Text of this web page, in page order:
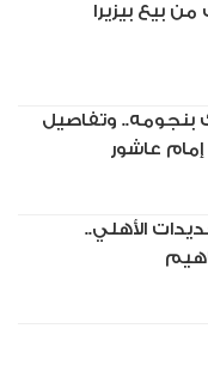
بيع بيزيرا
بنجومه.. وتفاصيل
عاشور
الأهلي..